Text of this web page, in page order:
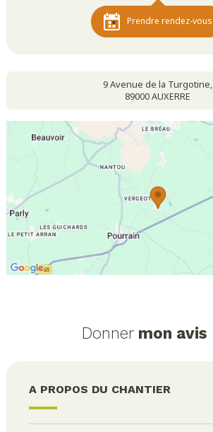
Prendre rendez-vous
9 Avenue de la Turgotine,
89000 AUXERRE
Donner mon avis
A PROPOS DU CHANTIER